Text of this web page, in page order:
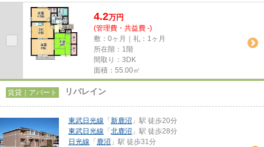
うに、敷地内にゴミ置き場をつ...
4.2万円
(管理費・共益費 -)
敷：0ヶ月｜礼：1ヶ月
所在階：1階
間取り：3DK
面積：55.00㎡
賃貸｜アパート リバレイン
東武日光線 「 新鹿沼 」駅 徒歩20分
東武日光線 「 北鹿沼 」駅 徒歩28分
日光線 「 鹿沼 」駅 徒歩31分